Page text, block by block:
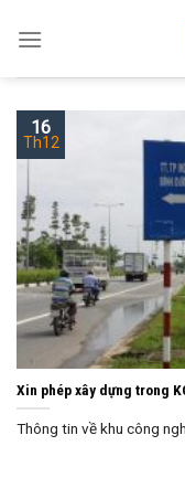
Xin phép xây dựng trong
Thông tin về khu công
16
Th12